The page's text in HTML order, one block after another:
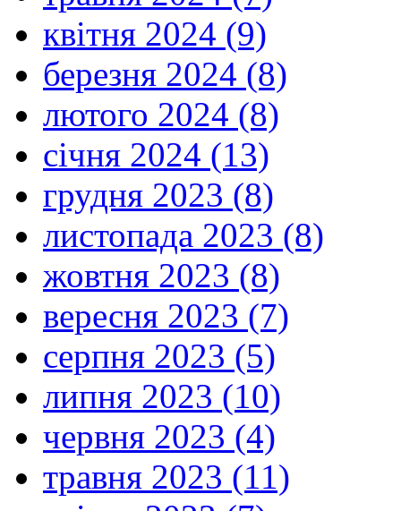
квітня 2024 (9)
березня 2024 (8)
лютого 2024 (8)
січня 2024 (13)
грудня 2023 (8)
листопада 2023 (8)
жовтня 2023 (8)
вересня 2023 (7)
серпня 2023 (5)
липня 2023 (10)
червня 2023 (4)
травня 2023 (11)